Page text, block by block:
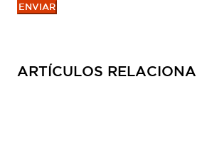
ENVIAR
ARTÍCULOS